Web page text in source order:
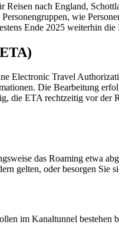
nach England,
wie
Ende 2025 weiterhin
Electronic Travel
Die Bearbeitung
die ETA rechtzeitig vor
das Roaming etwa
gelten, oder besorgen Sie
im Kanaltunnel